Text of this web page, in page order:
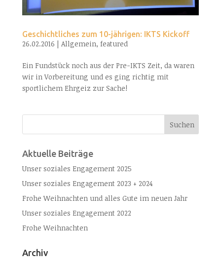
Geschichtliches zum 10-jährigen: IKTS Kickoff
26.02.2016 | Allgemein, featured
Ein Fundstück noch aus der Pre-IKTS Zeit, da waren
wir in Vorbereitung und es ging richtig mit
sportlichem Ehrgeiz zur Sache!
Aktuelle Beiträge
Unser soziales Engagement 2025
Unser soziales Engagement 2023 + 2024
Frohe Weihnachten und alles Gute im neuen Jahr
Unser soziales Engagement 2022
Frohe Weihnachten
Archiv